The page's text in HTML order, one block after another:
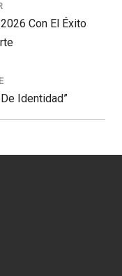
Con El Éxito
Identidad”